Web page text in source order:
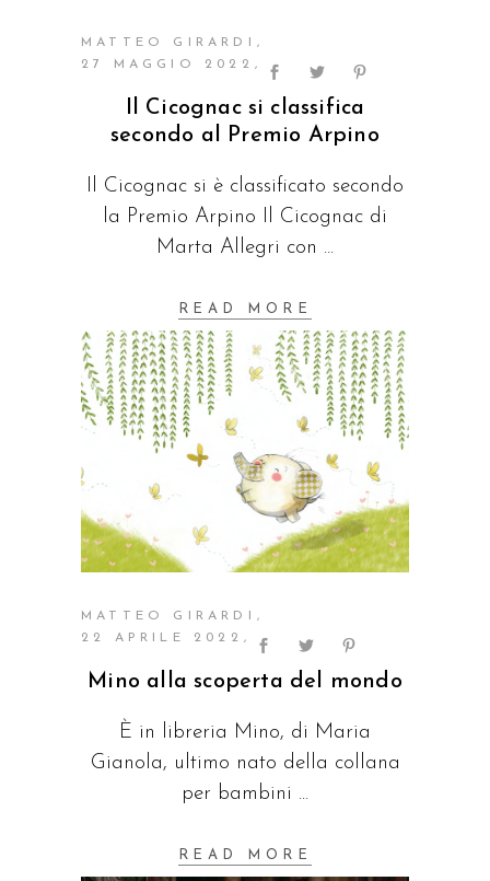
MATTEO GIRARDI
27 MAGGIO 2022
Il Cicognac si classifica
secondo al Premio Arpino
Il Cicognac si è classificato secondo
la Premio Arpino Il Cicognac di
Marta Allegri con
READ MORE
MATTEO GIRARDI
22 APRILE 2022
Mino alla scoperta del mondo
È in libreria Mino, di Maria
Gianola, ultimo nato della collana
per bambini
READ MORE